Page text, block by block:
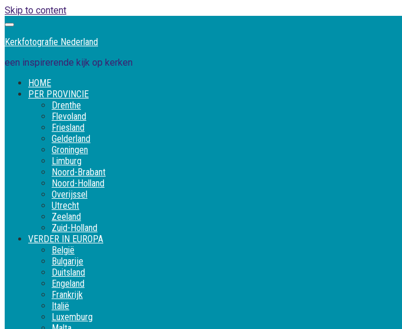
Skip to content
Kerkfotografie Nederland
een inspirerende kijk op kerken
HOME
PER PROVINCIE
Drenthe
Flevoland
Friesland
Gelderland
Groningen
Limburg
Noord-Brabant
Noord-Holland
Overijssel
Utrecht
Zeeland
Zuid-Holland
VERDER IN EUROPA
België
Bulgarije
Duitsland
Engeland
Frankrijk
Italië
Luxemburg